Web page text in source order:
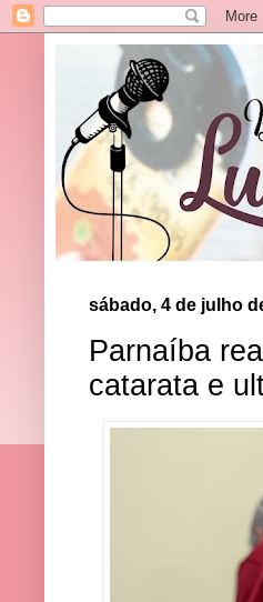
sábado, 4 de julho
Parnaíba
catarata e